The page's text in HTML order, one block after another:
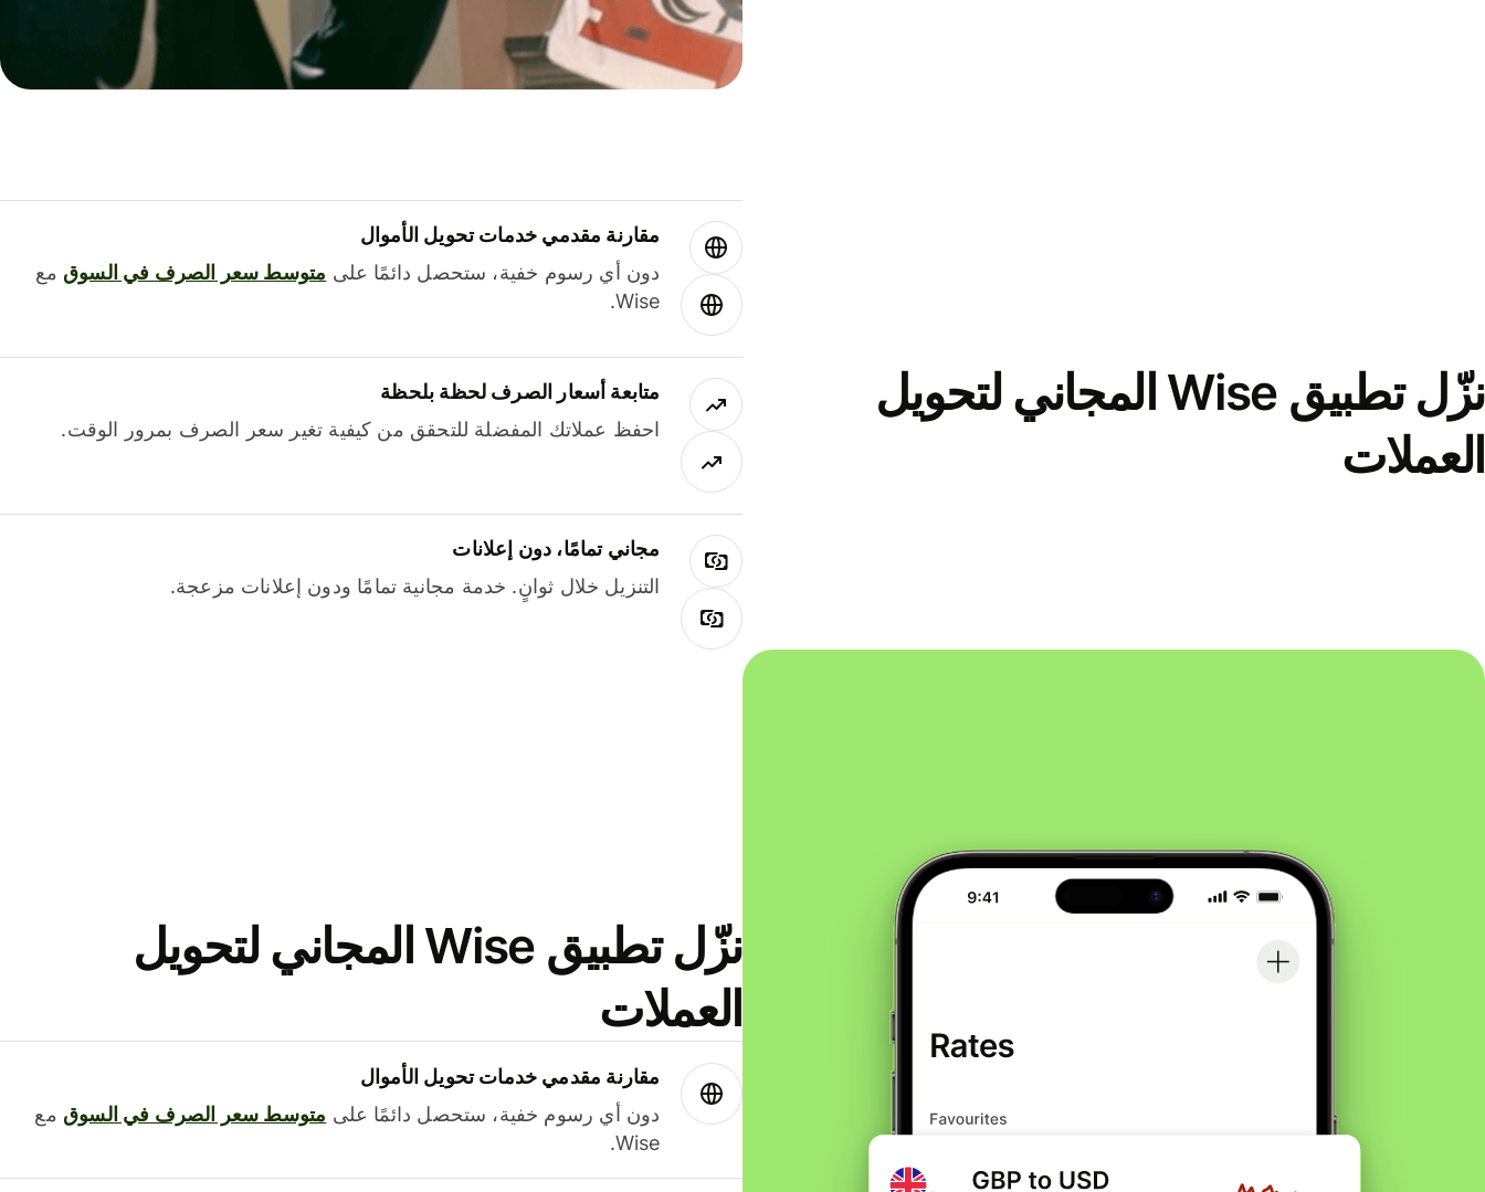
نزّل تطبيق Wise المجاني لتحويل
العملات
مقارنة مقدمي خدمات تحويل الأموال
دون أي رسوم خفية، ستحصل دائمًا على متوسط ​​سعر الصرف في السوق مع
Wise.
متابعة أسعار الصرف لحظة بلحظة
احفظ عملاتك المفضلة للتحقق من كيفية تغير سعر الصرف بمرور الوقت.
مجاني تمامًا، دون إعلانات
التنزيل خلال ثوانٍ. خدمة مجانية تمامًا ودون إعلانات مزعجة.
نزّل تطبيق Wise المجاني لتحويل
العملات
مقارنة مقدمي خدمات تحويل الأموال
دون أي رسوم خفية، ستحصل دائمًا على متوسط ​​سعر الصرف في السوق مع
Wise.